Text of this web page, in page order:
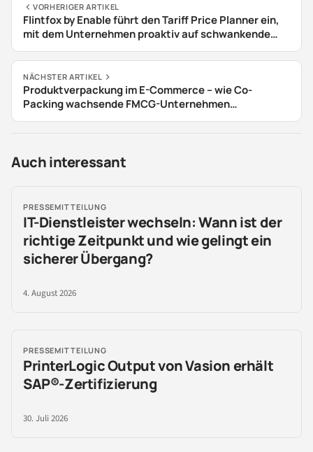
VORHERIGER ARTIKEL
Flintfox by Enable führt den Tariff Price Planner ein,
mit dem Unternehmen proaktiv auf schwankende
Zölle reagieren können
NÄCHSTER ARTIKEL
Produktverpackung im E-Commerce – wie Co-
Packing wachsende FMCG-Unternehmen
unterstützt
Auch interessant
PRESSEMITTEILUNG
IT-Dienstleister wechseln: Wann ist der
richtige Zeitpunkt und wie gelingt ein
sicherer Übergang?
4. August 2026
PRESSEMITTEILUNG
PrinterLogic Output von Vasion erhält
SAP®-Zertifizierung
30. Juli 2026